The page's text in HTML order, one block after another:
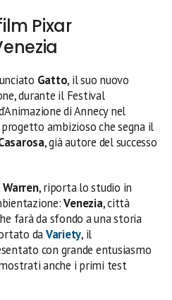
Pixar
Gatto, il suo nuovo
durante il Festival
di Annecy nel
ambizioso che segna il
, già autore del successo
, riporta lo studio in
Venezia, città
farà da sfondo a una storia
daVariety, il
con grande entusiasmo
anche i primi test